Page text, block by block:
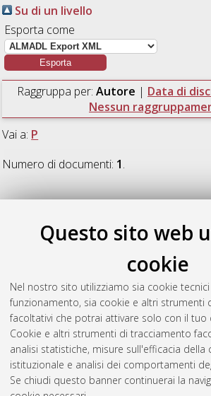
Questo sito web
cookie
Nel nostro sito utilizziamo sia cookie
funzionamento, sia cookie e altri strumenti
facoltativi che potrai attivare solo con il tuo
Cookie e altri strumenti di tracciamento
analisi statistiche, misure sull'efficacia della
istituzionale e analisi dei comportamenti
Se chiudi questo banner continuerai la
Su di un livello
Esporta come
Raggruppa per: Autore | Data di
Nessun
Vai a: P
Numero di documenti: 1.
P
Perez Dominguez, Fernando (2009)
Il
delle transizioni nel mercato del lavoro
Alma Mater Studiorum Università di
ricerca inDiritto dell'economia e delle
indirizzo Diritto del lavoro , 22 Ciclo.
Questa lista e' stata generata ilSun